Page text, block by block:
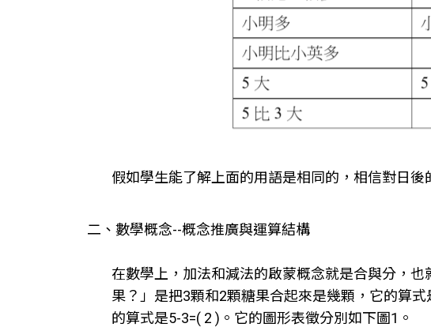
假如學生能了解上面的用語是相同的，相信對日後
二、數學概念--概念推廣與運算結構
在數學上，加法和減法的啟蒙概念就是合與分，
果？」是把3顆和2顆糖果合起來是幾顆，它的算
的算式是5-3=( 2 )。它的圖形表徵分別如下圖1。